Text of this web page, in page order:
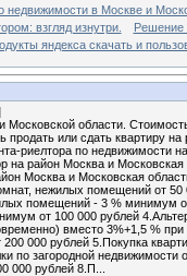
недвижимости в Москве и
взгляд изнутри.
Решение
яндекса скачать и
Московской области.
продать или сдать квартиру на
риелтора по недвижимости на
на район Москва и Московская
Москва и Московская
нежилых помещений от 50
помещений - 3 % минимум
от 100 000 рублей
вместо 3%+1,5 % при
000 рублей 5.Покупка
по загородной недвижимости
000 рублей 8.П...